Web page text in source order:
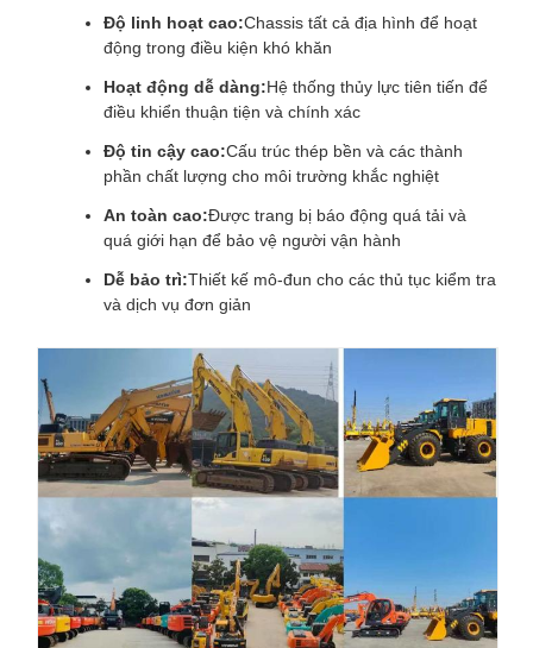
Độ linh hoạt cao:Chassis tất cả địa hình để hoạt
động trong điều kiện khó khăn
Hoạt động dễ dàng:Hệ thống thủy lực tiên tiến để
điều khiển thuận tiện và chính xác
Độ tin cậy cao:Cấu trúc thép bền và các thành
phần chất lượng cho môi trường khắc nghiệt
An toàn cao:Được trang bị báo động quá tải và
quá giới hạn để bảo vệ người vận hành
Dễ bảo trì:Thiết kế mô-đun cho các thủ tục kiểm tra
và dịch vụ đơn giản